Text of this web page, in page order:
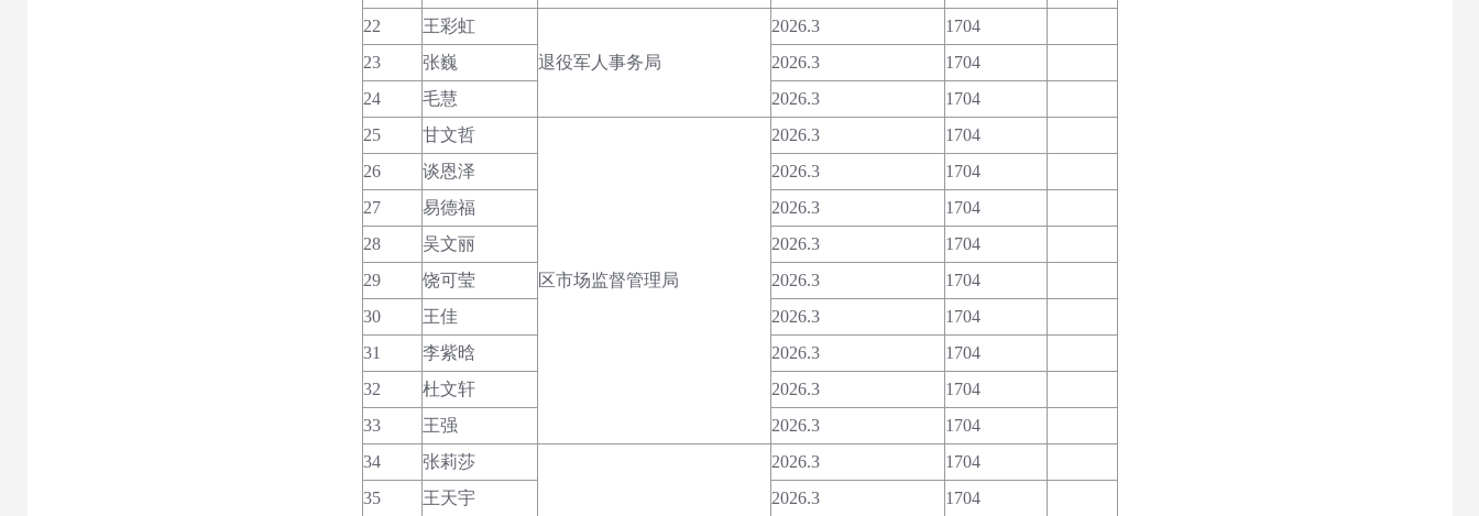
22
王彩虹
退役军人事务局
2026.3
1704
23
张巍 2026.3
1704
24
毛慧 2026.3
1704
25
甘文哲
区市场监督管理局
2026.3
1704
26
谈恩泽 2026.3
1704
27
易德福 2026.3
1704
28
吴文丽 2026.3
1704
29
饶可莹 2026.3
1704
30
王佳 2026.3
1704
31
李紫晗 2026.3
1704
32
杜文轩 2026.3
1704
33
王强 2026.3
1704
34
张莉莎 2026.3
1704
35
王天宇 2026.3 1704